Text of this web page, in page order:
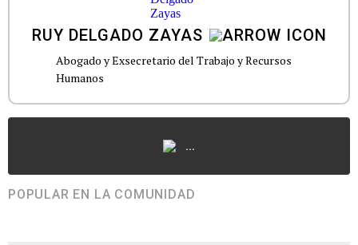
RUY DELGADO ZAYAS
Abogado y Exsecretario del Trabajo y Recursos
Humanos
...
POPULAR EN LA COMUNIDAD